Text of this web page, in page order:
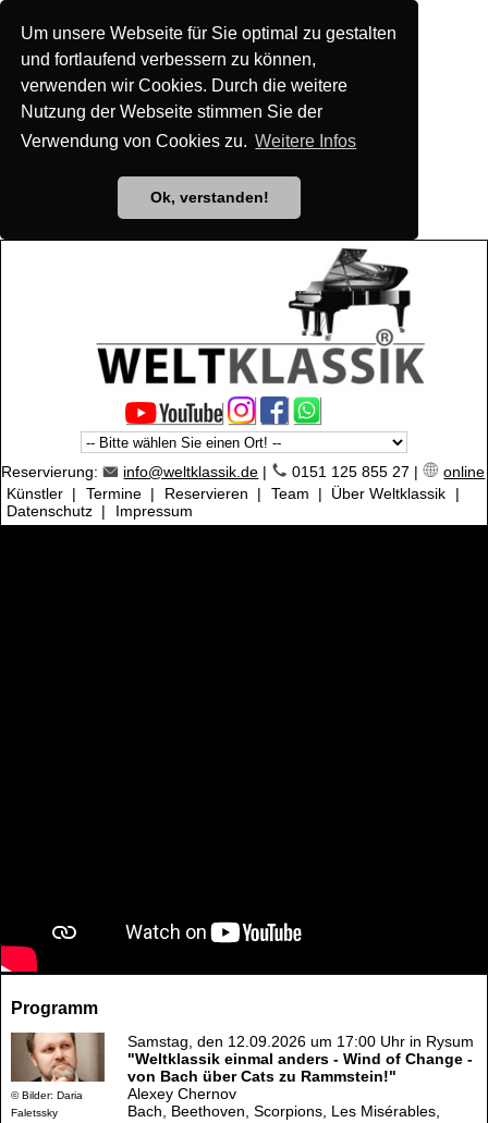
Um unsere Webseite für Sie optimal zu gestalten
und fortlaufend verbessern zu können,
verwenden wir Cookies. Durch die weitere
Nutzung der Webseite stimmen Sie der
Verwendung von Cookies zu. Weitere Infos
Ok, verstanden!
Reservierung: info@weltklassik.de | 0151 125 855 27 |
online
Künstler | Termine | Reservieren | Team | Über Weltklassik
|
Datenschutz | Impressum
Programm
© Bilder: Daria
Faletssky
Samstag, den 12.09.2026 um 17:00 Uhr in Rysum
"Weltklassik einmal anders - Wind of Change -
von Bach über Cats zu Rammstein!"
Alexey Chernov
Bach, Beethoven, Scorpions, Les Misérables,